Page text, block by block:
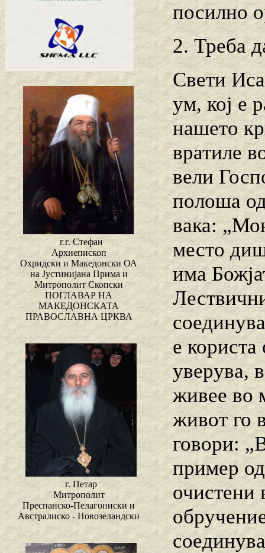
г.г. Стефан
Архиепископ
Охридски и Македонски ОА
на Јустинијана Прима и
Митрополит Скопски
ПОГЛАВАР НА
МАКЕДОНСКАТА
ПРАВОСЛАВНА ЦРКВА
г. Петар
Митрополит
Преспанско-Пелагониски и
Австралиско - Новозеландски
посилно
2. Треба
Свети
ум, кој е
нашето
вратиле
вели
полоша
вака:
место
има
е
уверува,
живее во
живот го
говори:
пример
очистени